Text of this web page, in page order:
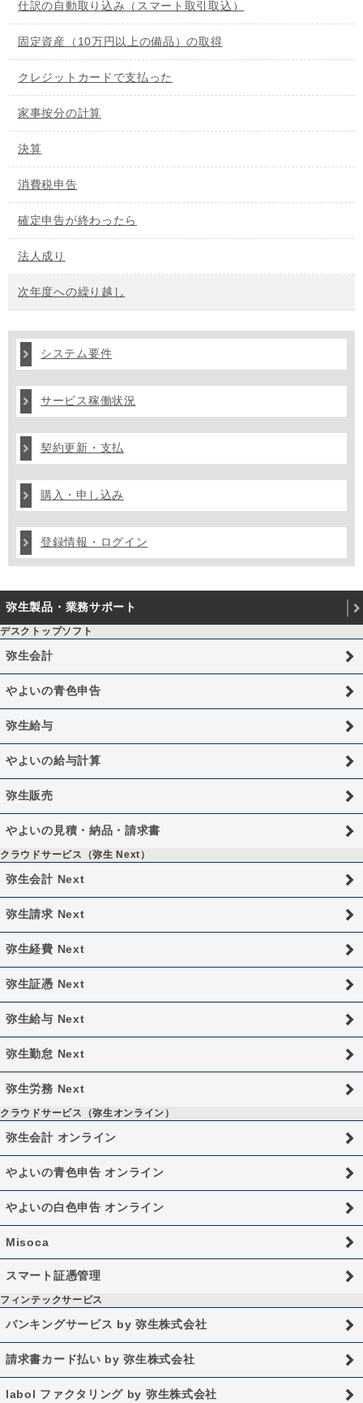
仕訳の自動取り込み（スマート取引取込）
固定資産（10万円以上の備品）の取得
クレジットカードで支払った
家事按分の計算
決算
消費税申告
確定申告が終わったら
法人成り
次年度への繰り越し
システム要件
サービス稼働状況
契約更新・支払
購入・申し込み
登録情報・ログイン
弥生製品・業務サポート
デスクトップソフト
弥生会計
やよいの青色申告
弥生給与
やよいの給与計算
弥生販売
やよいの見積・納品・請求書
クラウドサービス（弥生 Next）
弥生会計 Next
弥生請求 Next
弥生経費 Next
弥生証憑 Next
弥生給与 Next
弥生勤怠 Next
弥生労務 Next
クラウドサービス（弥生オンライン）
弥生会計 オンライン
やよいの青色申告 オンライン
やよいの白色申告 オンライン
Misoca
スマート証憑管理
フィンテックサービス
バンキングサービス by 弥生株式会社
請求書カード払い by 弥生株式会社
labol ファクタリング by 弥生株式会社